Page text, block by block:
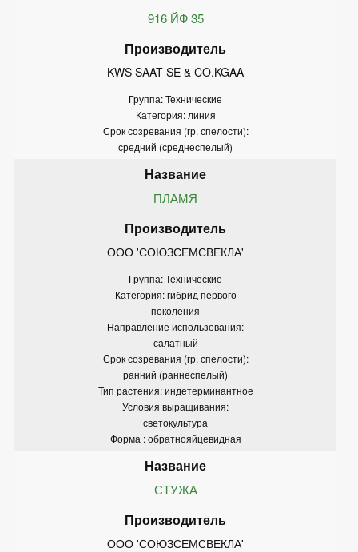
916 ЙФ 35
KWS SAAT SE & CO.KGAA
Группа: Технические
Категория: линия
Срок созревания (гр. спелости):
средний (среднеспелый)
ПЛАМЯ
ООО 'СОЮЗСЕМСВЕКЛА'
Группа: Технические
Категория: гибрид первого
поколения
Направление использования:
салатный
Срок созревания (гр. спелости):
ранний (раннеспелый)
Тип растения: индетерминантное
Условия выращивания:
светокультура
Форма : обратнояйцевидная
СТУЖА
ООО 'СОЮЗСЕМСВЕКЛА'